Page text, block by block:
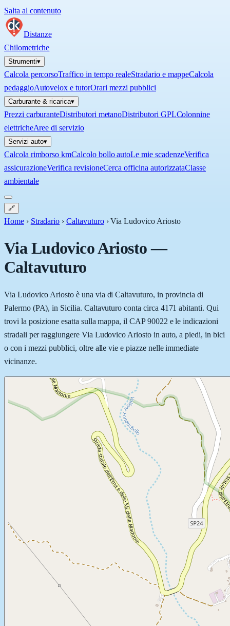
Salta al contenuto
Distanze
Chilometriche
Strumenti▾
Calcola percorsoTraffico in tempo realeStradario e mappeCalcola
pedaggioAutovelox e tutorOrari mezzi pubblici
Carburante & ricarica▾
Prezzi carburanteDistributori metanoDistributori GPLColonnine
elettricheAree di servizio
Servizi auto▾
Calcola rimborso kmCalcolo bollo autoLe mie scadenzeVerifica
assicurazioneVerifica revisioneCerca officina autorizzataClasse
ambientale
🔗
Home › Stradario › Caltavuturo ›Via Ludovico Ariosto
Via Ludovico Ariosto—
Caltavuturo
Via Ludovico Ariosto è una via di Caltavuturo, in provincia di
Palermo (PA), in Sicilia. Caltavuturo conta circa 4171 abitanti. Qui
trovi la posizione esatta sulla mappa, il CAP 90022 e le indicazioni
stradali per raggiungere Via Ludovico Ariosto in auto, a piedi, in bici
o con i mezzi pubblici, oltre alle vie e piazze nelle immediate
vicinanze.